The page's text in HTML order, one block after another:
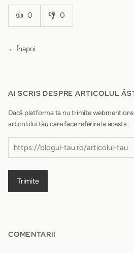
👍 0 👎 0
← Înapoi
AI SCRIS DESPRE ARTICOLUL
Dacă platforma ta nu trimite
articolului tău care face referire la acesta.
Trimite
COMENTARII